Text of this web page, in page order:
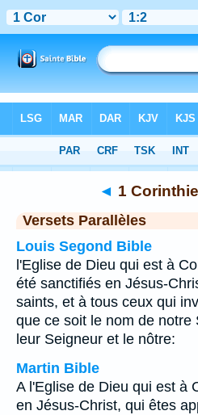
> Chapitre 1 > Verset 2
◄ 1
Versets Parallèles
Louis Segond Bible
l'Eglise de Dieu qui est à
été sanctifiés en Jésus-
saints, et à tous ceux qui
que ce soit le nom de notre
leur Seigneur et le nôtre:
Martin Bible
A l'Eglise de Dieu qui est à
en Jésus-Christ, qui êtes